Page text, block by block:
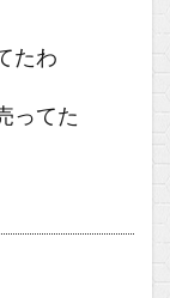
たわ
ってた